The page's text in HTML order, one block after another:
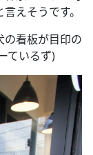
えそうです。
の看板が目印の
ているず)